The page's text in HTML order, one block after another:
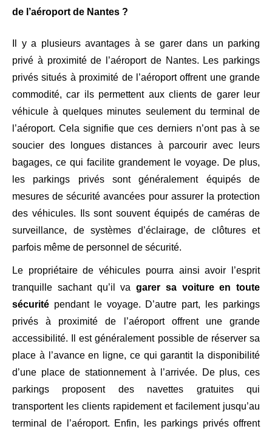
de l’aéroport de Nantes ?
Il y a plusieurs avantages à se garer dans un parking
privé à proximité de l’aéroport de Nantes. Les parkings
privés situés à proximité de l’aéroport offrent une grande
commodité, car ils permettent aux clients de garer leur
véhicule à quelques minutes seulement du terminal de
l’aéroport. Cela signifie que ces derniers n’ont pas à se
soucier des longues distances à parcourir avec leurs
bagages, ce qui facilite grandement le voyage. De plus,
les parkings privés sont généralement équipés de
mesures de sécurité avancées pour assurer la protection
des véhicules. Ils sont souvent équipés de caméras de
surveillance, de systèmes d’éclairage, de clôtures et
parfois même de personnel de sécurité.
Le propriétaire de véhicules pourra ainsi avoir l’esprit
tranquille sachant qu’il va garer sa voiture en toute
sécurité pendant le voyage. D’autre part, les parkings
privés à proximité de l’aéroport offrent une grande
accessibilité. Il est généralement possible de réserver sa
place à l’avance en ligne, ce qui garantit la disponibilité
d’une place de stationnement à l’arrivée. De plus, ces
parkings proposent des navettes gratuites qui
transportent les clients rapidement et facilement jusqu’au
terminal de l’aéroport. Enfin, les parkings privés offrent